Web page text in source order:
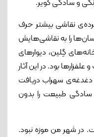
نقاشی بیشتر حرف
را به نقاشی‌هایش
گِلین، دیوارهای
بود. در این آثار
سهراب دریافت
طبیعت را بدون
در شهر من موزه نبود.